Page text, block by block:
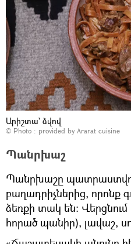
Արիշտա՝ ձվով
© Photo : provided by Ararat cuisine
Պանրխաշ
Պանրխաշը
բաղադրիչներից, որոնք
ձեռքի տակ են։
հորած պանիր), լավաշ,